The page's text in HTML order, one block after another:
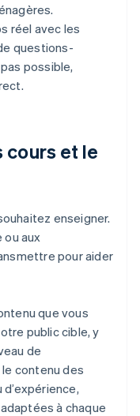
réel avec les
questions-
possible,
cours et le
enseigner.
ou aux
pour aider
que vous
public cible, y
de
contenu des
à chaque